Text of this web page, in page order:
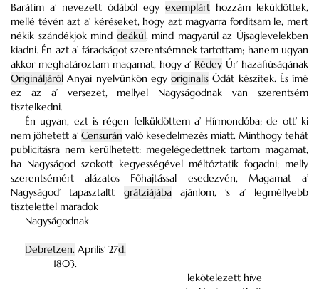
Barátim a’ nevezett ódából egy exemplárt hozzám leküldöttek,
mellé tévén azt a’ kéréseket, hogy azt magyarra forditsam le, mert
nékik szándékjok mind deákúl, mind magyarúl az Újsaglevelekben
kiadni. Én azt a’ fáradságot szerentsémnek tartottam; hanem ugyan
akkor meghatároztam magamat, hogy a’ Rédey Úr’ hazafiúságának
Origináljáról Anyai nyelvünkön egy originalis Ódát készítek. És ímé
ez az a’ versezet, mellyel Nagyságodnak van szerentsém
tisztelkedni.
Én ugyan, ezt is régen felküldöttem a’ Hírmondóba; de ott’ ki
nem jöhetett a’ Censurán való kesedelmezés miatt. Minthogy tehát
publicitásra nem kerűlhetett: megelégedettnek tartom magamat,
ha Nagyságod szokott kegyességével méltóztatik fogadni; melly
szerentsémért alázatos Főhajtással esedezvén, Magamat a’
Nagyságod’ tapasztaltt grátziájábaajánlom, ’s a’ legméllyebb
tisztelettel maradok
Nagyságodnak
Debretzen. Aprilis’ 27d.
1803.
lekötelezett híve